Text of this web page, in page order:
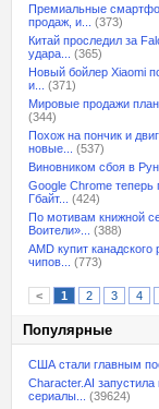
Премиальные
продаж, и...
(373)
Китай проследил за
удара...
(365)
Новый бойлер Xiaomi
и...
(371)
Мировые продажи
(344)
Похож на пончик и
новые...
(537)
Виновником сбоя в
Google Chrome теперь
Гбайт...
(424)
По мотивам книжной
Воители»...
(388)
AMD купит
чипов...
(773)
< 1 2 3 4
Популярные
США стали главным
Character.AI
сериалы...
(39624)